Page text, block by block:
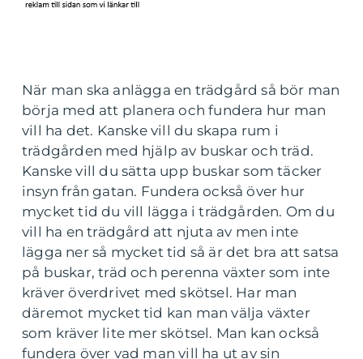
När man ska anlägga en trädgård så bör man
börja med att planera och fundera hur man
vill ha det. Kanske vill du skapa rum i
trädgården med hjälp av buskar och träd.
Kanske vill du sätta upp buskar som täcker
insyn från gatan. Fundera också över hur
mycket tid du vill lägga i trädgården. Om du
vill ha en trädgård att njuta av men inte
lägga ner så mycket tid så är det bra att satsa
på buskar, träd och perenna växter som inte
kräver överdrivet med skötsel. Har man
däremot mycket tid kan man välja växter
som kräver lite mer skötsel. Man kan också
fundera över vad man vill ha ut av sin